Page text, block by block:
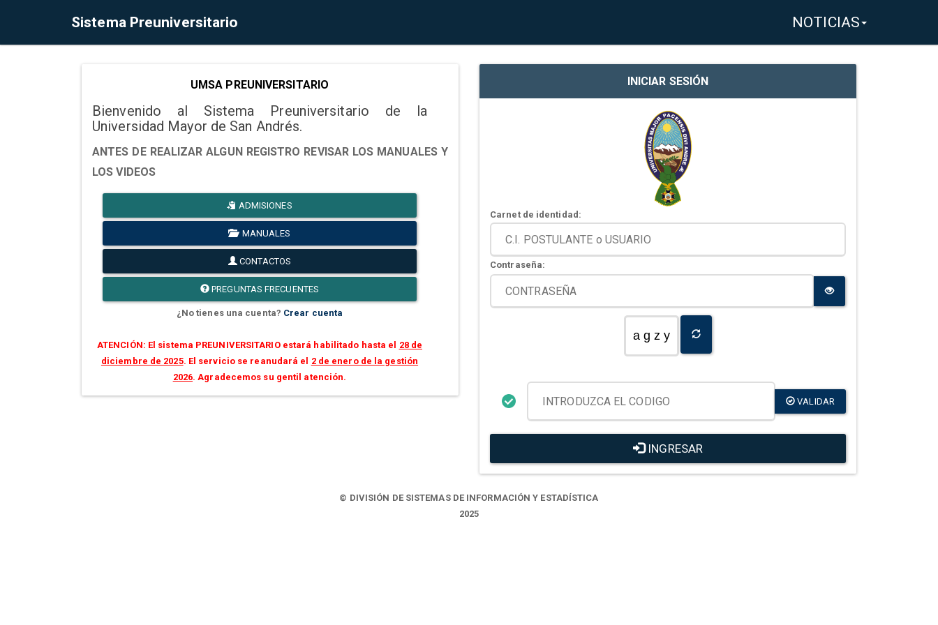
Sistema Preuniversitario NOTICIAS
UMSA PREUNIVERSITARIO
Bienvenido al Sistema Preuniversitario de la
Universidad Mayor de San Andrés.
ANTES DE REALIZAR ALGUN REGISTRO REVISAR LOS MANUALES Y
LOS VIDEOS
ADMISIONES
MANUALES
CONTACTOS
PREGUNTAS FRECUENTES
¿No tienes una cuenta? Crear cuenta
ATENCIÓN: El sistema PREUNIVERSITARIO estará habilitado hasta el 28 de
diciembre de 2025. El servicio se reanudará el 2 de enero de la gestión
2026. Agradecemos su gentil atención.
INICIAR SESIÓN
Carnet de identidad:
Contraseña:
a g z y
VALIDAR
INGRESAR
© DIVISIÓN DE SISTEMAS DE INFORMACIÓN Y ESTADÍSTICA
2025